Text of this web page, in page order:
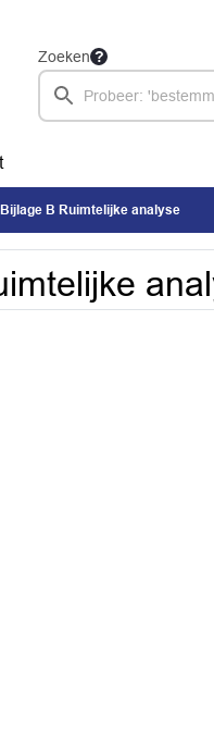
Zoeken
B Ruimtelijke analyse